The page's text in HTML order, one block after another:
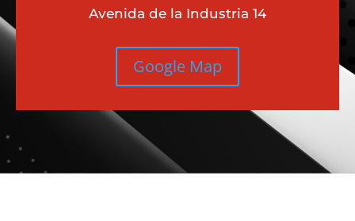
Avenida de la Industria 14
Google Map